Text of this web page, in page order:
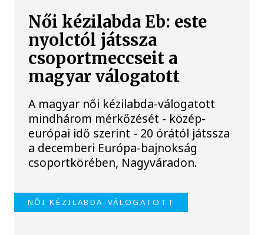
Női kézilabda Eb: este
nyolctól játssza
csoportmeccseit a
magyar válogatott
A magyar női kézilabda-válogatott
mindhárom mérkőzését - közép-
európai idő szerint - 20 órától játssza
a decemberi Európa-bajnokság
csoportkörében, Nagyváradon.
NŐI KÉZILABDA-VÁLOGATOTT